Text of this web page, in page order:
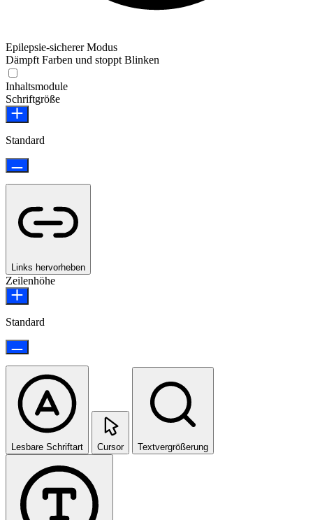
Epilepsie-sicherer Modus
Dämpft Farben und stoppt Blinken
Inhaltsmodule
Schriftgröße
Standard
Links hervorheben
Zeilenhöhe
Standard
Lesbare Schriftart Cursor Textvergrößerung